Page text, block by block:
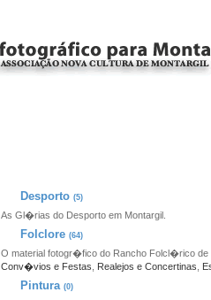
Desporto (5)
As Gl�rias do Desporto em Montargil.
Folclore (64)
O material fotogr�fico do Rancho Folcl�rico de
Conv�vios e Festas
Realejos e Concertinas
Pintura (0)